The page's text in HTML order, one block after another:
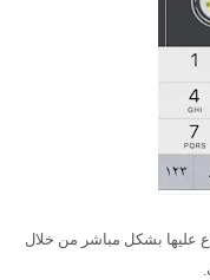
عليها بشكل مباشر من خلال